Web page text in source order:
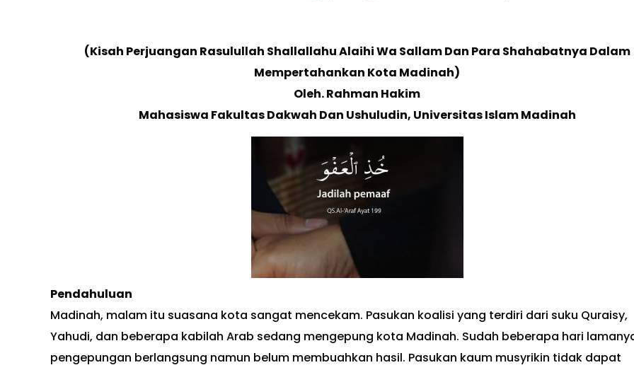
(Kisah Perjuangan Rasulullah Shallallahu Alaihi Wa Sallam Dan Para Shahabatnya Dalam
Mempertahankan Kota Madinah)
Oleh. Rahman Hakim
Mahasiswa Fakultas Dakwah Dan Ushuludin, Universitas Islam Madinah
Pendahuluan
Madinah, malam itu suasana kota sangat mencekam. Pasukan koalisi yang terdiri dari suku Quraisy,
Yahudi, dan beberapa kabilah Arab sedang mengepung kota Madinah. Sudah beberapa hari
pengepungan berlangsung namun belum membuahkan hasil. Pasukan kaum musyrikin tidak dapat